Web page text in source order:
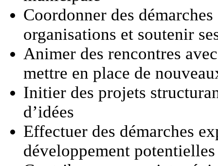
Coordonner des
organisations et soutenir
Animer des rencontres
mettre en place de
Initier des projets
d’idées
Effectuer des démarches
développement